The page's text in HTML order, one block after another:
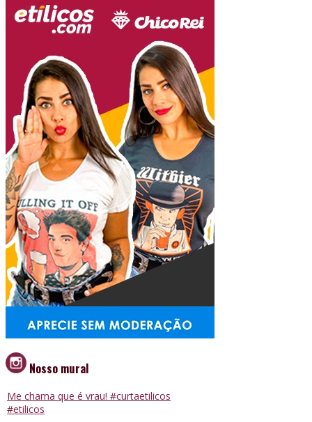
Nosso mural
Me chama que é vrau! #curtaetilicos
#etilicos